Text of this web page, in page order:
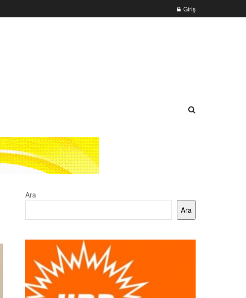
Giriş
Ara
Ara